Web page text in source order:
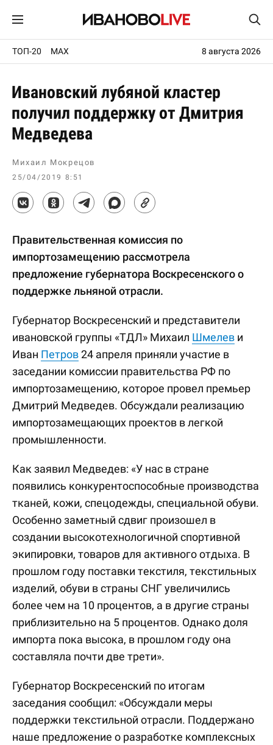
ТОП-20 MAX 8 августа 2026
Ивановский лубяной кластер
получил поддержку от Дмитрия
Медведева
Михаил Мокрецов
25/04/2019 8:51
Правительственная комиссия по
импортозамещению рассмотрела
предложение губернатора Воскресенского о
поддержке льняной отрасли.
Губернатор Воскресенский и представители
ивановской группы «ТДЛ» Михаил Шмелев и
Иван Петров24 апреля приняли участие в
заседании комиссии правительства РФ по
импортозамещению, которое провел премьер
Дмитрий Медведев. Обсуждали реализацию
импортозамещающих проектов в легкой
промышленности.
Как заявил Медведев: «У нас в стране
появились конкурентоспособные производства
тканей, кожи, спецодежды, специальной обуви.
Особенно заметный сдвиг произошел в
создании высокотехнологичной спортивной
экипировки, товаров для активного отдыха. В
прошлом году поставки текстиля, текстильных
изделий, обуви в страны СНГ увеличились
более чем на 10 процентов, а в другие страны
приблизительно на 5 процентов. Однако доля
импорта пока высока, в прошлом году она
составляла почти две трети».
Губернатор Воскресенский по итогам
заседания сообщил: «Обсуждали меры
поддержки текстильной отрасли. Поддержано
наше предложение о разработке комплексных